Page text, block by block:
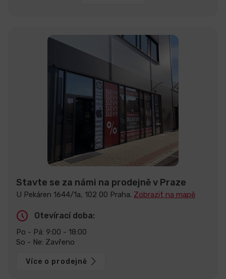
Stavte se za námi na prodejně v Praze
U Pekáren 1644/1a, 102 00 Praha. Zobrazit na mapě
Otevírací doba:
Po - Pá: 9:00 - 18:00
So - Ne: Zavřeno
Více o prodejně